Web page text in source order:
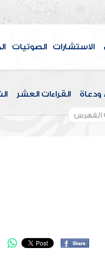
الاستشارات الصوتيات
ودعاة القراءات العشر